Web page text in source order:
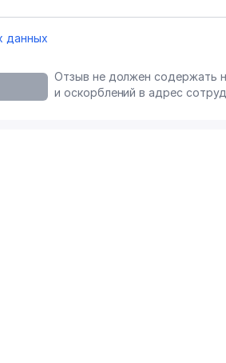
данных
Отзыв не должен содержать
и оскорблений в адрес